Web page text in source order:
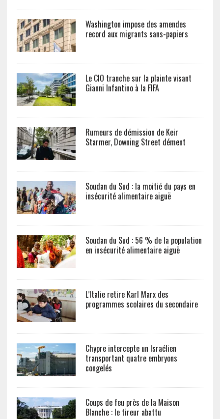
Washington impose des amendes
record aux migrants sans-papiers
Le CIO tranche sur la plainte visant
Gianni Infantino à la FIFA
Rumeurs de démission de Keir
Starmer, Downing Street dément
Soudan du Sud : la moitié du pays en
insécurité alimentaire aiguë
Soudan du Sud : 56 % de la population
en insécurité alimentaire aiguë
L’Italie retire Karl Marx des
programmes scolaires du secondaire
Chypre intercepte un Israélien
transportant quatre embryons
congelés
Coups de feu près de la Maison
Blanche : le tireur abattu